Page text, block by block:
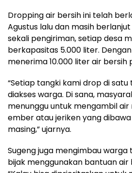
Dropping air bersih ini telah
Agustus lalu dan masih
sekali pengiriman, setiap desa
berkapasitas 5.000 liter.
menerima 10.000 liter air bersih
“Setiap tangki kami drop di
diakses warga. Di sana,
menunggu untuk mengambil
ember atau jeriken yang
masing,” ujarnya.
Sugeng juga mengimbau
bijak menggunakan bantuan